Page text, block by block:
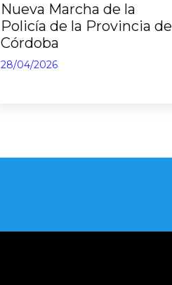
Nueva Marcha de la
Policía de la Provincia de
Córdoba
28/04/2026